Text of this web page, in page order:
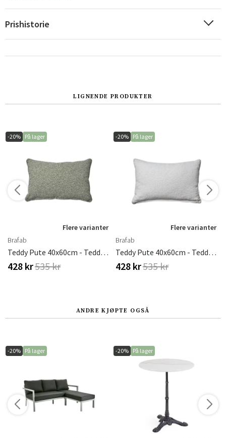
Suomi
Prishistorie
LIGNENDE PRODUKTER
-20% På lager
Flere varianter
Brafab
Teddy Pute 40x60cm - Teddy Verde
428 kr535 kr
-20% På lager
Flere varianter
Brafab
Teddy Pute 40x60cm - Teddy Rice
428 kr535 kr
ANDRE KJØPTE OGSÅ
-20% På lager -20% På lager